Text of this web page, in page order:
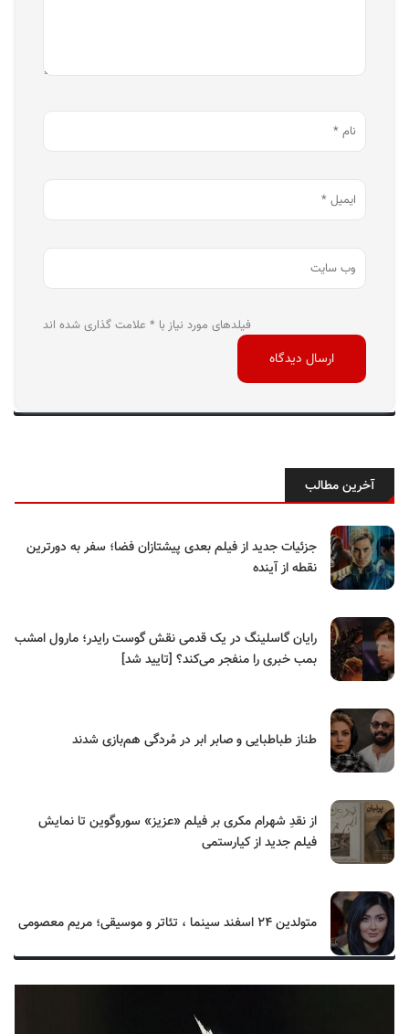
فیلدهای مورد نیاز با * علامت گذاری شده اند
آخرین مطالب
جزئیات جدید از فیلم بعدی پیشتازان فضا؛ سفر به دورترین
نقطه از آینده
رایان گاسلینگ در یک قدمی نقش گوست رایدر؛ مارول امشب
بمب خبری را منفجر می‌کند؟ [تایید شد]
طناز طباطبایی و صابر ابر در مُردگی هم‌بازی شدند
از نقدِ شهرام مکری بر فیلم «عزیز» سوروگوین تا نمایش
فیلم جدید از کیارستمی
متولدین ۲۴ اسفند سینما ، تئاتر و موسیقی؛ مریم معصومی